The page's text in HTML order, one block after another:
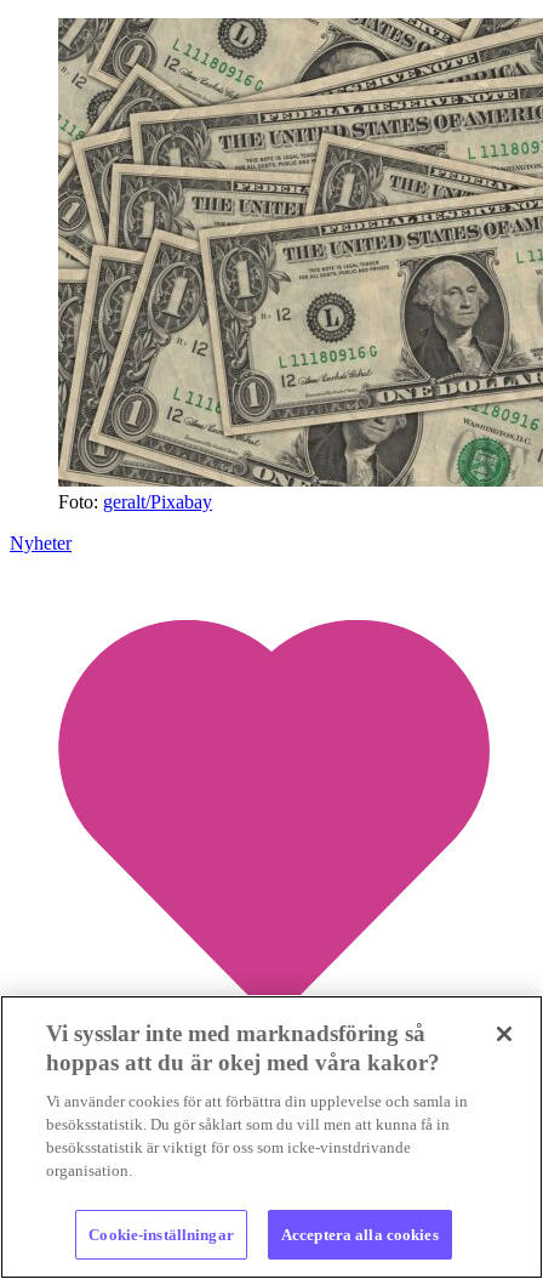
Foto: geralt/Pixabay
Nyheter
Storbanker öser in pengar i fossilbränslen och
FOSSILFINANSIERINGVissa internationella banker har dragit
ner sina lån till fossilindustrin, men andra har tvärtom ökat sin
Vi sysslar inte med marknadsföring så
hoppas att du är okej med våra kakor?
Vi använder cookies för att förbättra din upplevelse och samla in
besöksstatistik. Du gör såklart som du vill men att kunna få in
besöksstatistik är viktigt för oss som icke-vinstdrivande
organisation.
Cookie-inställningar Acceptera alla cookies